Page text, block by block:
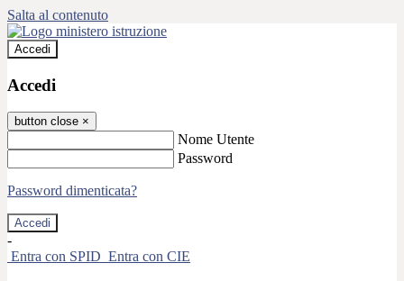
Salta al contenuto
Accedi
Accedi
button close ×
Nome Utente
Password
Password dimenticata?
-
Entra con SPID Entra con CIE